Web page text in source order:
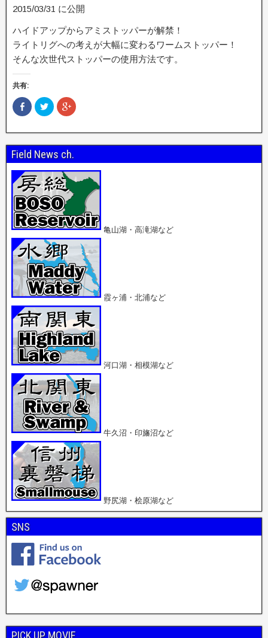
2015/03/31 に公開
ハイドアップからアミストッパーが解禁！
ライトリグへの考えが大幅に変わるワームストッパー！
そんな次世代ストッパーの使用方法です。
共有:
F
a
b
o
k
で
共
有
(
新
し
い
ウ
ィ
ン
ウ
で
開
き
ま
す
)
ク
リ
し
T
w
i
t
t
e
r
で
共
有
(
新
い
ウ
ィ
ン
ド
ウ
で
開
き
ま
す
)
ク
リ
し
G
o
o
g
l
e
+
で
有
(
新
い
ン
ド
ウ
で
開
き
ま
す
)
Field News ch.
亀山湖・高滝湖など
霞ヶ浦・北浦など
河口湖・相模湖など
牛久沼・印旛沼など
野尻湖・桧原湖など
SNS
PICK UP MOVIE